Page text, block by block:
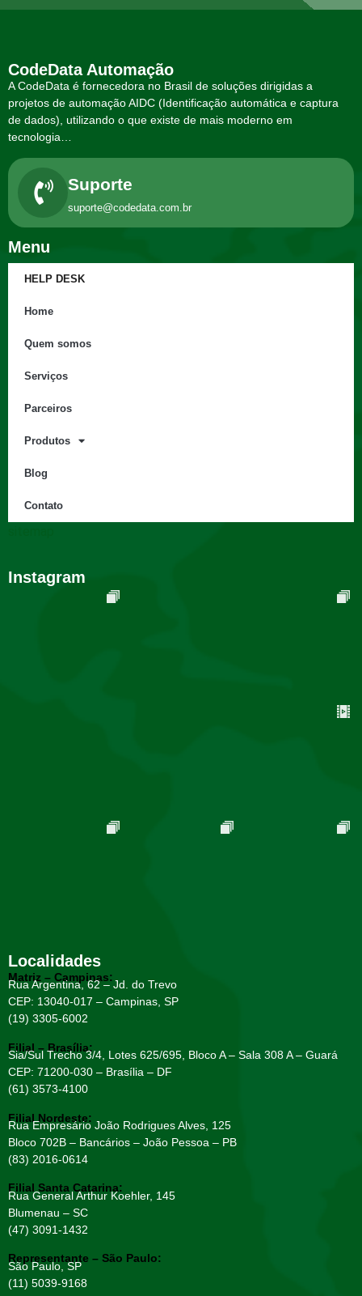
CodeData Automação
A CodeData é fornecedora no Brasil de soluções dirigidas a
projetos de automação AIDC (Identificação automática e captura
de dados), utilizando o que existe de mais moderno em
tecnologia…
Suporte
suporte@codedata.com.br
Menu
HELP DESK
Home
Quem somos
Serviços
Parceiros
Produtos
Blog
Contato
Instagram
Localidades
Matriz – Campinas:
Rua Argentina, 62 – Jd. do Trevo
CEP: 13040-017 – Campinas, SP
(19) 3305-6002
Filial – Brasília:
Sia/Sul Trecho 3/4, Lotes 625/695, Bloco A – Sala 308 A – Guará
CEP: 71200-030 – Brasília – DF
(61) 3573-4100
Filial Nordeste:
Rua Empresário João Rodrigues Alves, 125
Bloco 702B – Bancários – João Pessoa – PB
(83) 2016-0614
Filial Santa Catarina:
Rua General Arthur Koehler, 145
Blumenau – SC
(47) 3091-1432
Representante – São Paulo:
São Paulo, SP
(11) 5039-9168